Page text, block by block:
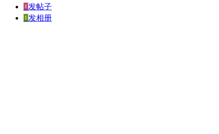
发帖子
发相册